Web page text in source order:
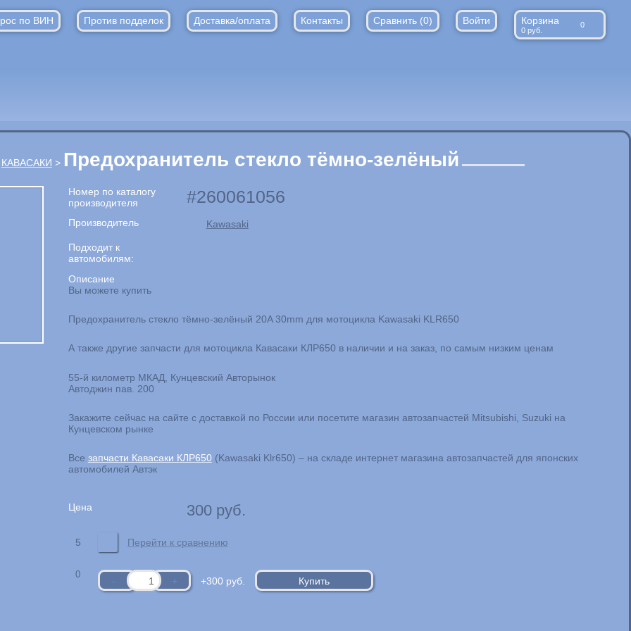
по ВИН Против подделок Доставка/оплата Контакты Сравнить (0) Войти Корзина 0
0руб.
КАВАСАКИ > Предохранитель стекло тёмно-зелёный
Номер по каталогу
производителя
260061056
Производитель Kawasaki
Подходит к
автомобилям:
Описание
Вы можете купить
Предохранитель стекло тёмно-зелёный 20A 30mm для мотоцикла Kawasaki KLR650
А также другие запчасти для мотоцикла Кавасаки КЛР650 в наличии и на заказ, по самым низким ценам
55-й километр МКАД, Кунцевский Авторынок
Автоджин пав. 200
Закажите сейчас на сайте с доставкой по России или посетите магазин автозапчастей Mitsubishi, Suzuki на
Кунцевском рынке
Все запчасти Кавасаки КЛР650(Kawasaki Klr650) – на складе интернет магазина автозапчастей для японских
автомобилей Автэк
Цена 300руб.
5 Перейти к сравнению
0
+300 руб.